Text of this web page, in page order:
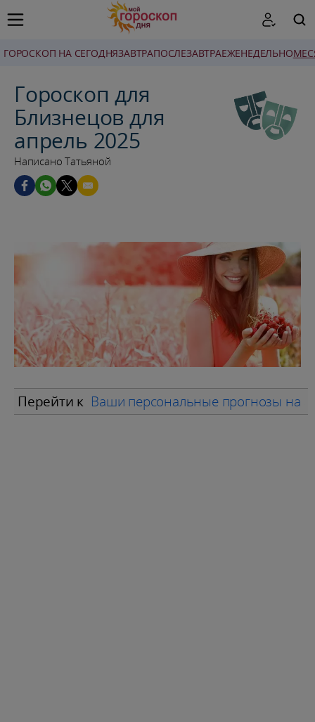
ГОРОСКОП НА СЕГОДНЯЗАВТРАПОСЛЕЗАВТРАЕЖЕНЕДЕЛЬНО
Гороскоп для
Близнецов для
апрель 2025
Написано Татьяной
Перейти к Ваши персональные прогнозы на